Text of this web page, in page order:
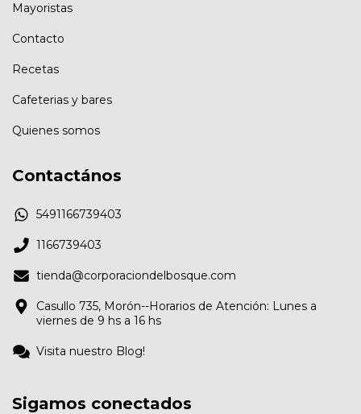
Mayoristas
Contacto
Recetas
Cafeterias y bares
Quienes somos
Contactános
5491166739403
1166739403
tienda@corporaciondelbosque.com
Casullo 735, Morón--Horarios de Atención: Lunes a
viernes de 9 hs a 16 hs
Visita nuestro Blog!
Sigamos conectados